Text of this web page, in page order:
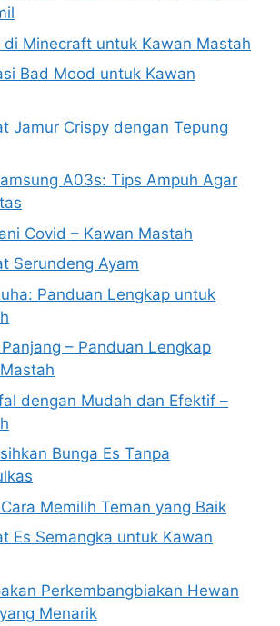
di Minecraft untuk Kawan Mastah
Bad Mood untuk Kawan
Jamur Crispy dengan Tepung
A03s: Tips Ampuh Agar
Covid – Kawan Mastah
Serundeng Ayam
Panduan Lengkap untuk
– Panduan Lengkap
dengan Mudah dan Efektif –
Bunga Es Tanpa
Memilih Teman yang Baik
Es Semangka untuk Kawan
Perkembangbiakan Hewan
Menarik